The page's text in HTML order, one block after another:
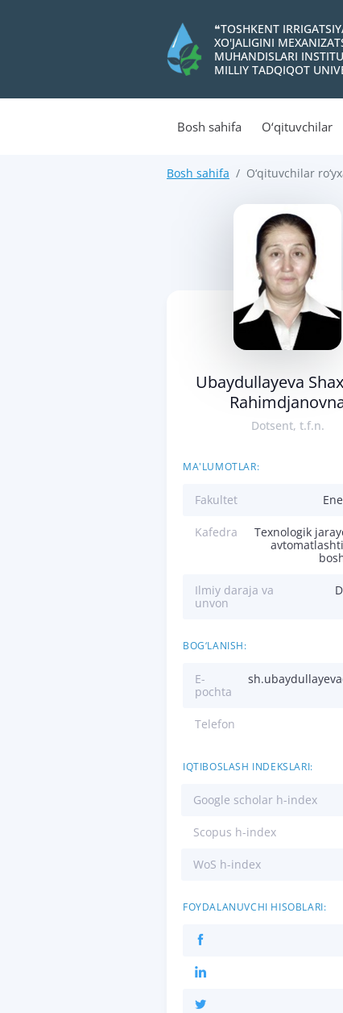
❝TOSHKENT
XO'JALIGINI
MUHANDISLARI
MILLIY TADQIQOT
Bosh sahifa O‘qituvchilar
Bosh sahifa O‘qituvchilar
Ubaydullayeva
Dotsent, t.f.n.
MA'LUMOTLAR:
Fakultet
Kafedra
Texnologik
Ilmiy daraja va
unvon
BOG‘LANISH:
E-
pochta
Telefon
IQTIBOSLASH INDEKSLARI:
Google scholar h-index
Scopus h-index
WoS h-index
FOYDALANUVCHI HISOBLARI: